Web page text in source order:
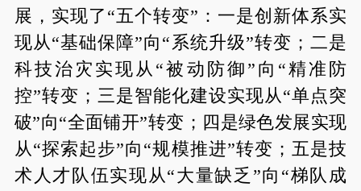
展，实现了“五个转变”：一是创新体系实
现从“基础保障”向“系统升级”转变；二是
科技治灾实现从“被动防御”向“精准防
控”转变；三是智能化建设实现从“单点突
破”向“全面铺开”转变；四是绿色发展实现
从“探索起步”向“规模推进”转变；五是技
术人才队伍实现从“大量缺乏”向“梯队成